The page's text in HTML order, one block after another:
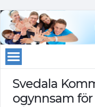
Svedala
ogynnsam